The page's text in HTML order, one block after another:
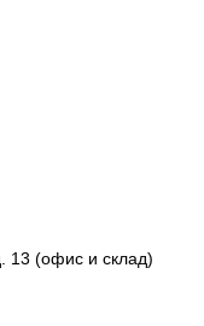
13 (офис и склад)